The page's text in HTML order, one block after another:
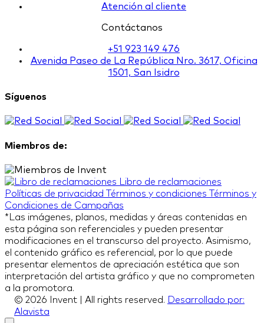
Atención al cliente
Contáctanos
+51 923 149 476
Avenida Paseo de La República Nro. 3617, Oficina
1501, San Isidro
Síguenos
Miembros de:
Libro de reclamaciones
Políticas de privacidad
Términos y condiciones
Términos y
Condiciones de Campañas
*Las imágenes, planos, medidas y áreas contenidas en
esta página son referenciales y pueden presentar
modificaciones en el transcurso del proyecto. Asimismo,
el contenido gráfico es referencial, por lo que puede
presentar elementos de apreciación estética que son
interpretación del artista gráfico y que no comprometen
a la promotora.
© 2026 Invent | All rights reserved.
Desarrollado por:
Alavista